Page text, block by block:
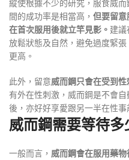
縱使根據不少的研究，服食威
間的成功率是相當高， 但要留意
在首次服用後就立竿見影。 建議
放鬆狀態及自然，避免過度緊
更高。
此外，留意威而鋼只會在受到
有外在性刺激，威而鋼是不會
後，亦好好享愛跟另一半在性事
威而鋼需要等待多
一般而言， 威而鋼會在服用藥